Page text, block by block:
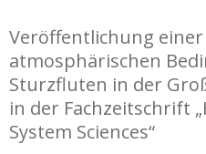
Veröffentlichung einer
atmosphärischen
Sturzfluten in der
in der Fachzeitschrift
System Sciences“